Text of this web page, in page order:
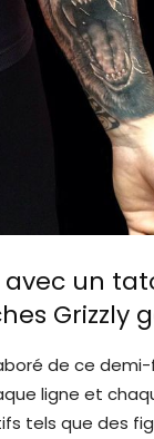
avec un
Grizzly
de ce demi-
ligne et
tels que des